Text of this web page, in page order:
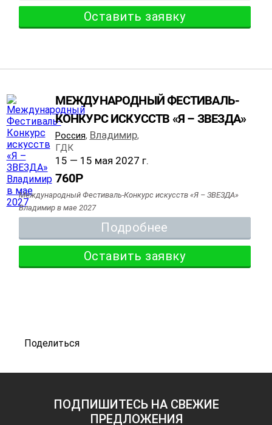
Оставить заявку
МЕЖДУНАРОДНЫЙ ФЕСТИВАЛЬ-
КОНКУРС ИСКУССТВ «Я – ЗВЕЗДА»
Россия, Владимир,
ГДК
15 — 15 мая 2027 г.
760Р
Международный Фестиваль-Конкурс искусств «Я – ЗВЕЗДА»
Владимир в мае 2027
Подробнее
Оставить заявку
Поделиться
ПОДПИШИТЕСЬ НА СВЕЖИЕ
ПРЕДЛОЖЕНИЯ